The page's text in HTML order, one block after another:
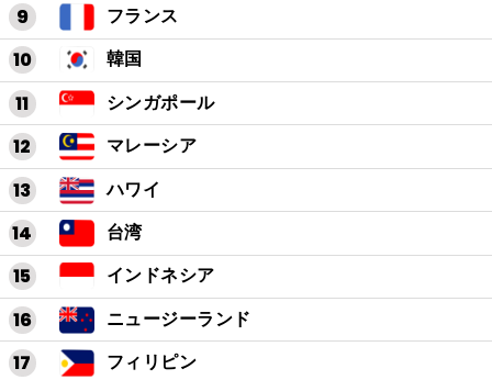
フランス
韓国
シンガポール
マレーシア
ハワイ
台湾
インドネシア
ニュージーランド
フィリピン